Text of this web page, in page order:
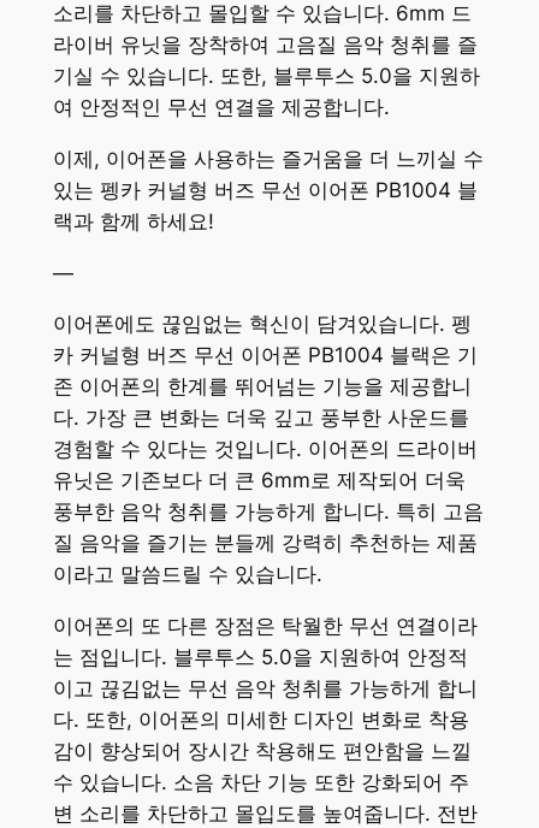
소리를 차단하고 몰입할 수 있습니다. 6mm 드
라이버 유닛을 장착하여 고음질 음악 청취를 즐
기실 수 있습니다. 또한, 블루투스 5.0을 지원하
여 안정적인 무선 연결을 제공합니다.
이제, 이어폰을 사용하는 즐거움을 더 느끼실 수
있는 펭카 커널형 버즈 무선 이어폰 PB1004 블
랙과 함께 하세요!
—
이어폰에도 끊임없는 혁신이 담겨있습니다. 펭
카 커널형 버즈 무선 이어폰 PB1004 블랙은 기
존 이어폰의 한계를 뛰어넘는 기능을 제공합니
다. 가장 큰 변화는 더욱 깊고 풍부한 사운드를
경험할 수 있다는 것입니다. 이어폰의 드라이버
유닛은 기존보다 더 큰 6mm로 제작되어 더욱
풍부한 음악 청취를 가능하게 합니다. 특히 고음
질 음악을 즐기는 분들께 강력히 추천하는 제품
이라고 말씀드릴 수 있습니다.
이어폰의 또 다른 장점은 탁월한 무선 연결이라
는 점입니다. 블루투스 5.0을 지원하여 안정적
이고 끊김없는 무선 음악 청취를 가능하게 합니
다. 또한, 이어폰의 미세한 디자인 변화로 착용
감이 향상되어 장시간 착용해도 편안함을 느낄
수 있습니다. 소음 차단 기능 또한 강화되어 주
변 소리를 차단하고 몰입도를 높여줍니다. 전반